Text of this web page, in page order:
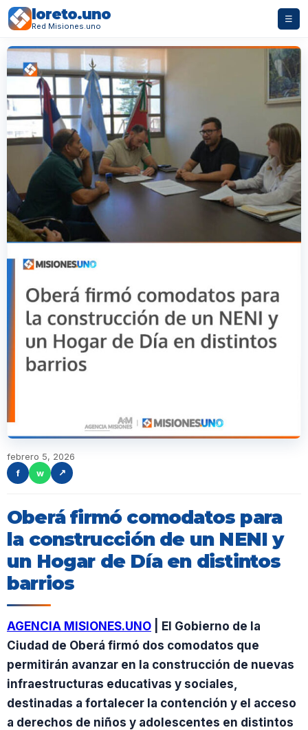
loreto.uno
Red Misiones.uno
☰
febrero 5, 2026
f
w ↗
Oberá firmó comodatos para
la construcción de un NENI y
un Hogar de Día en distintos
barrios
AGENCIA MISIONES.UNO | El Gobierno de la
Ciudad de Oberá firmó dos comodatos que
permitirán avanzar en la construcción de nuevas
infraestructuras educativas y sociales,
destinadas a fortalecer la contención y el acceso
a derechos de niños y adolescentes en distintos